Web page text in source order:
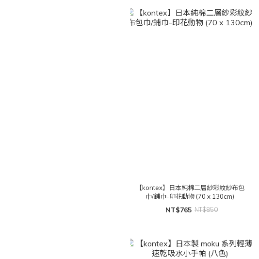
【kontex】日本純棉二層紗彩紋紗布包
巾/鋪巾-印花動物 (70 x 130cm)
NT$765 NT$850